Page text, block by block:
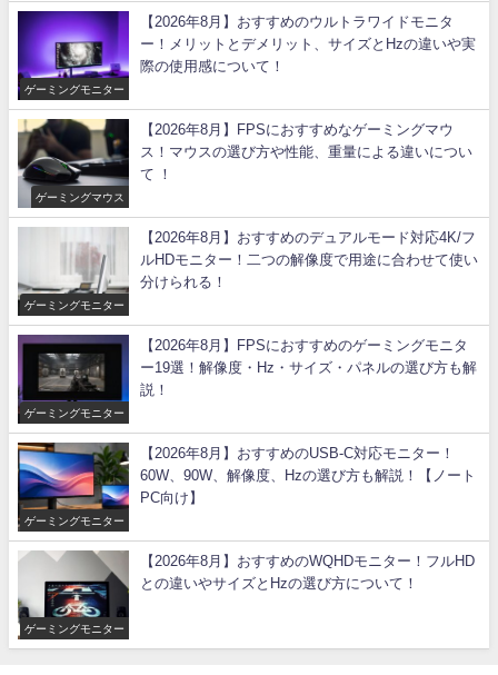
ゲーミングモニター
【2026年8月】おすすめのウルトラワイドモニタ
ー！メリットとデメリット、サイズとHzの違いや実
際の使用感について！
ゲーミングマウス
【2026年8月】FPSにおすすめなゲーミングマウ
ス！マウスの選び方や性能、重量による違いについ
て ！
ゲーミングモニター
【2026年8月】おすすめのデュアルモード対応4K/フ
ルHDモニター！二つの解像度で用途に合わせて使い
分けられる！
ゲーミングモニター
【2026年8月】FPSにおすすめのゲーミングモニタ
ー19選！解像度・Hz・サイズ・パネルの選び方も解
説！
ゲーミングモニター
【2026年8月】おすすめのUSB-C対応モニター！
60W、90W、解像度、Hzの選び方も解説！【ノート
PC向け】
ゲーミングモニター
【2026年8月】おすすめのWQHDモニター！フルHD
との違いやサイズとHzの選び方について！